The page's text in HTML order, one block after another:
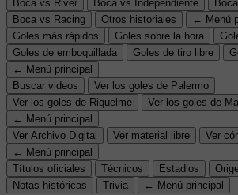
Boca vs River
Boca vs Independiente
Boca vs Racing
Otros historiales
← Menú
Goles más rápidos
Goles sobre la hora
Goles de emboquillada
Goles de tiro libre
← Menú principal
Buscar videos
Ver los goles de Palermo
Ver los goles de Riquelme
Ver los goles de
← Menú principal
Ver Archivo Digital
Ver material libre
Ver
← Menú principal
Títulos oficiales
Técnicos Estadios
Notas históricas
Trivia ← Menú principal